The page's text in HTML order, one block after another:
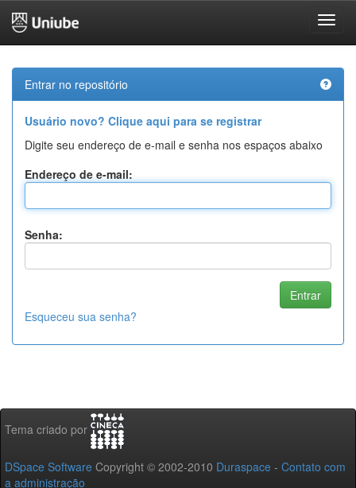
navigation
Entrar no repositório
Usuário novo? Clique aqui para se registrar
Digite seu endereço de e-mail e senha nos espaços abaixo
Endereço de e-mail:
Senha:
Esqueceu sua senha?
Tema criado por
DSpace Software Copyright © 2002-2010 Duraspace - Contato com
a administração